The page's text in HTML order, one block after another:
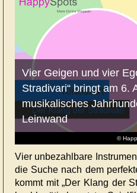
©
Vier Geigen und vier
Stradivari“ bringt am 6.
musikalisches
Leinwand
Vier unbezahlbare
die Suche nach dem
kommt mit „Der Klang der